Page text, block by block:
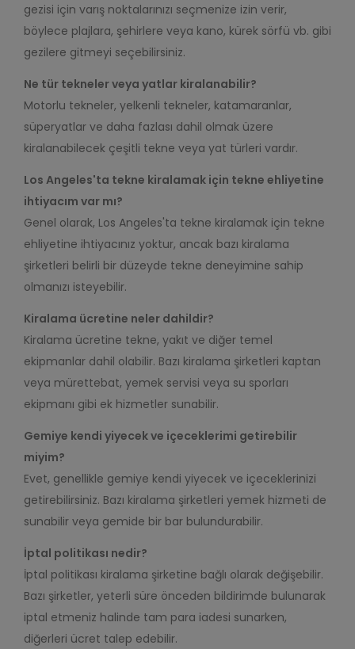
gezisi için varış noktalarınızı seçmenize izin verir,
böylece plajlara, şehirlere veya kano, kürek sörfü vb. gibi
gezilere gitmeyi seçebilirsiniz.
Ne tür tekneler veya yatlar kiralanabilir?
Motorlu tekneler, yelkenli tekneler, katamaranlar,
süperyatlar ve daha fazlası dahil olmak üzere
kiralanabilecek çeşitli tekne veya yat türleri vardır.
Los Angeles'ta tekne kiralamak için tekne ehliyetine
ihtiyacım var mı?
Genel olarak, Los Angeles'ta tekne kiralamak için tekne
ehliyetine ihtiyacınız yoktur, ancak bazı kiralama
şirketleri belirli bir düzeyde tekne deneyimine sahip
olmanızı isteyebilir.
Kiralama ücretine neler dahildir?
Kiralama ücretine tekne, yakıt ve diğer temel
ekipmanlar dahil olabilir. Bazı kiralama şirketleri kaptan
veya mürettebat, yemek servisi veya su sporları
ekipmanı gibi ek hizmetler sunabilir.
Gemiye kendi yiyecek ve içeceklerimi getirebilir
miyim?
Evet, genellikle gemiye kendi yiyecek ve içeceklerinizi
getirebilirsiniz. Bazı kiralama şirketleri yemek hizmeti de
sunabilir veya gemide bir bar bulundurabilir.
İptal politikası nedir?
İptal politikası kiralama şirketine bağlı olarak değişebilir.
Bazı şirketler, yeterli süre önceden bildirimde bulunarak
iptal etmeniz halinde tam para iadesi sunarken,
diğerleri ücret talep edebilir.